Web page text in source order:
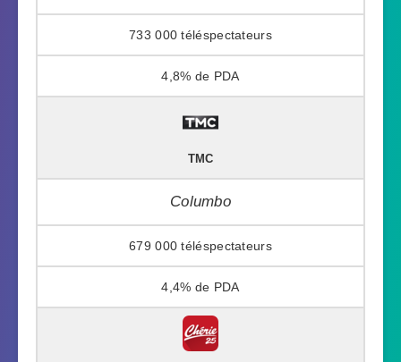
733 000
4,8%
TMC
Columbo
679 000
4,4%